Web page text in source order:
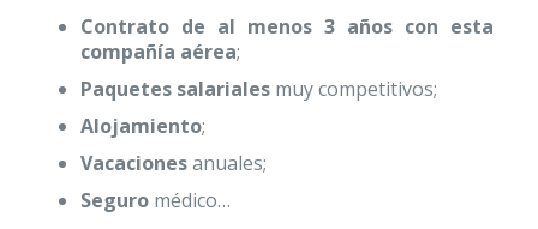
Contrato de al menos 3 años con esta
compañía aérea;
Paquetes salariales muy competitivos;
Alojamiento;
Vacacionesanuales;
Seguro médico…